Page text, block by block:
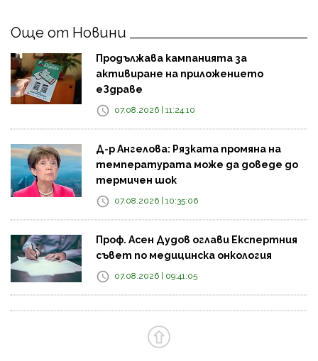
Още от Новини
Продължава кампанията за
активиране на приложението
еЗдраве
07.08.2026 | 11:24:10
Д-р Ангелова: Рязката промяна на
температурата може да доведе до
термичен шок
07.08.2026 | 10:35:06
Проф. Асен Дудов оглави Експертния
съвет по медицинска онкология
07.08.2026 | 09:41:05